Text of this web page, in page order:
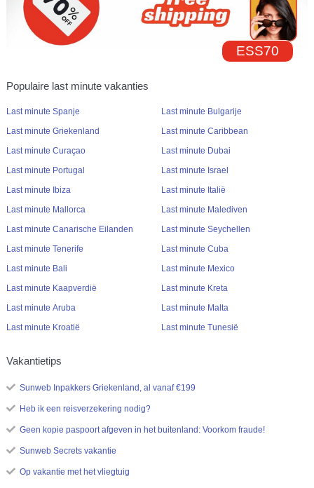
ESS70
Populaire last minute vakanties
Last minute Spanje
Last minute Griekenland
Last minute Curaçao
Last minute Portugal
Last minute Ibiza
Last minute Mallorca
Last minute Canarische Eilanden
Last minute Tenerife
Last minute Bali
Last minute Kaapverdië
Last minute Aruba
Last minute Kroatië
Last minute Bulgarije
Last minute Caribbean
Last minute Dubai
Last minute Israel
Last minute Italië
Last minute Malediven
Last minute Seychellen
Last minute Cuba
Last minute Mexico
Last minute Kreta
Last minute Malta
Last minute Tunesië
Vakantietips
Sunweb Inpakkers Griekenland, al vanaf €199
Heb ik een reisverzekering nodig?
Geen kopie paspoort afgeven in het buitenland: Voorkom fraude!
Sunweb Secrets vakantie
Op vakantie met het vliegtuig